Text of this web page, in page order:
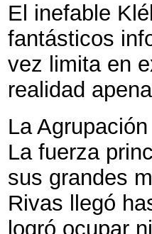
El inefable
fantásticos
vez limita en
realidad
La
La fuerza
sus grandes
Rivas llegó
logró ocupar